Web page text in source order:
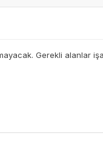
Gerekli alanlar